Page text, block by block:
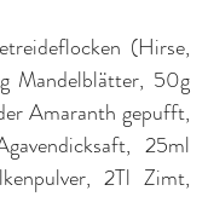
(Hirse,
Mandelblätter, 50g
Amaranth gepufft,
25ml
2Tl Zimt,